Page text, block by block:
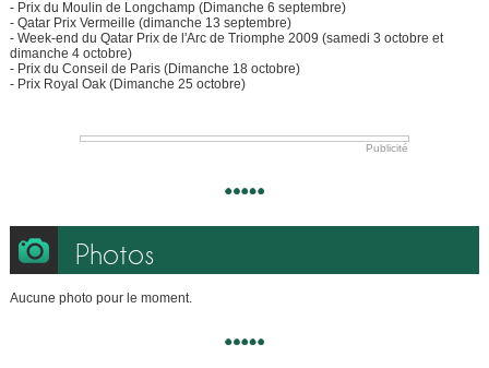
- Prix du Moulin de Longchamp (Dimanche 6 septembre)
- Qatar Prix Vermeille (dimanche 13 septembre)
- Week-end du Qatar Prix de l'Arc de Triomphe 2009 (samedi 3 octobre et
dimanche 4 octobre)
- Prix du Conseil de Paris (Dimanche 18 octobre)
- Prix Royal Oak (Dimanche 25 octobre)
Publicité
Photos
Aucune photo pour le moment.